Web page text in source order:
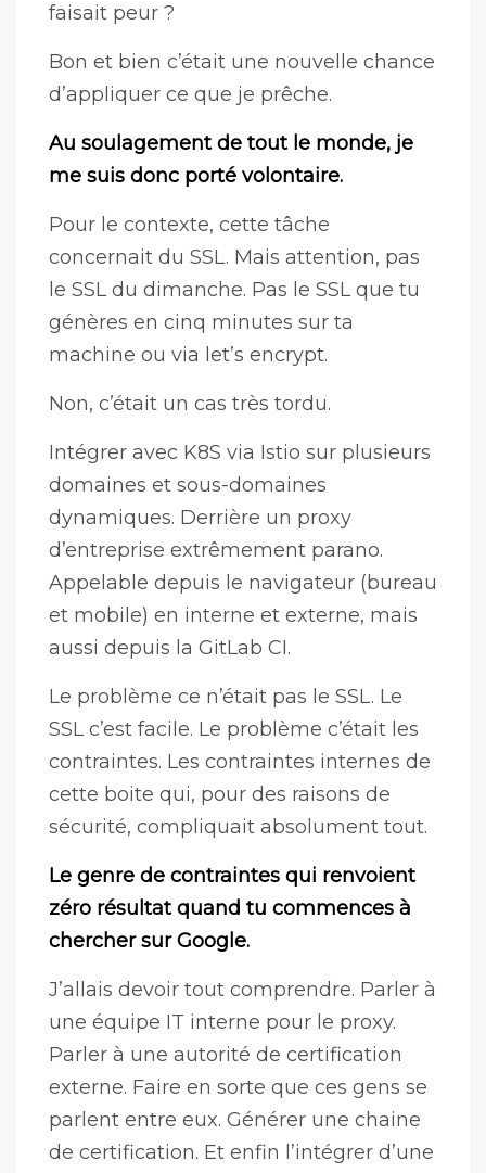
faisait peur ?
Bon et bien c’était une nouvelle chance
d’appliquer ce que je prêche.
Au soulagement de tout le monde, je
me suis donc porté volontaire.
Pour le contexte, cette tâche
concernait du SSL. Mais attention, pas
le SSL du dimanche. Pas le SSL que tu
génères en cinq minutes sur ta
machine ou via let’s encrypt.
Non, c’était un cas très tordu.
Intégrer avec K8S via Istio sur plusieurs
domaines et sous-domaines
dynamiques. Derrière un proxy
d’entreprise extrêmement parano.
Appelable depuis le navigateur (bureau
et mobile) en interne et externe, mais
aussi depuis la GitLab CI.
Le problème ce n’était pas le SSL. Le
SSL c’est facile. Le problème c’était les
contraintes. Les contraintes internes de
cette boite qui, pour des raisons de
sécurité, compliquait absolument tout.
Le genre de contraintes qui renvoient
zéro résultat quand tu commences à
chercher sur Google.
J’allais devoir tout comprendre. Parler à
une équipe IT interne pour le proxy.
Parler à une autorité de certification
externe. Faire en sorte que ces gens se
parlent entre eux. Générer une chaine
de certification. Et enfin l’intégrer d’une